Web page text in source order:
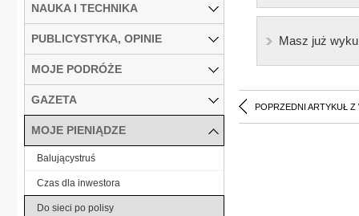
Masz już
POPRZEDNI ARTYKUŁ Z
NAUKA I TECHNIKA
PUBLICYSTYKA, OPINIE
MOJE PODRÓŻE
GAZETA
MOJE PIENIĄDZE
Balującystruś
Czas dla inwestora
Do sieci po polisy